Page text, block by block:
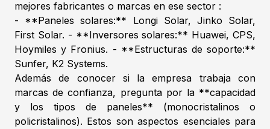
mejores fabricantes o marcas en ese sector :
- **Paneles solares:** Longi Solar, Jinko Solar,
First Solar. - **Inversores solares:** Huawei, CPS,
Hoymiles y Fronius. - **Estructuras de soporte:**
Sunfer, K2 Systems.
Además de conocer si la empresa trabaja con
marcas de confianza, pregunta por la **capacidad
y los tipos de paneles** (monocristalinos o
policristalinos). Estos son aspectos esenciales para